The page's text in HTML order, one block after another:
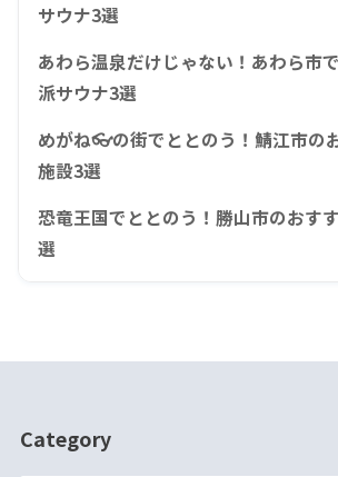
サウナ3選
あわら温泉だけじゃない！あわら市
派サウナ3選
めがね👓の街でととのう！鯖江市の
施設3選
恐竜王国でととのう！勝山市のおす
選
Category